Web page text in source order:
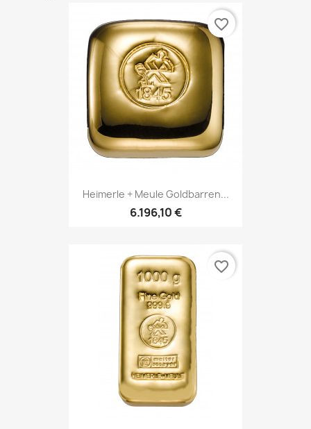
Heimerle + Meule Goldbarren...
6.196,10 €
favorite_border
favorite_border